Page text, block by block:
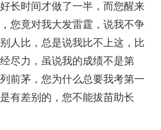
长时间才做了一半，而您醒来
您竟对我大发雷霆，说我不争
人比，总是说我比不上这，比
尽力，虽说我的成绩不是第
前茅，您为什么总要我考第一
有差别的，您不能拔苗助长